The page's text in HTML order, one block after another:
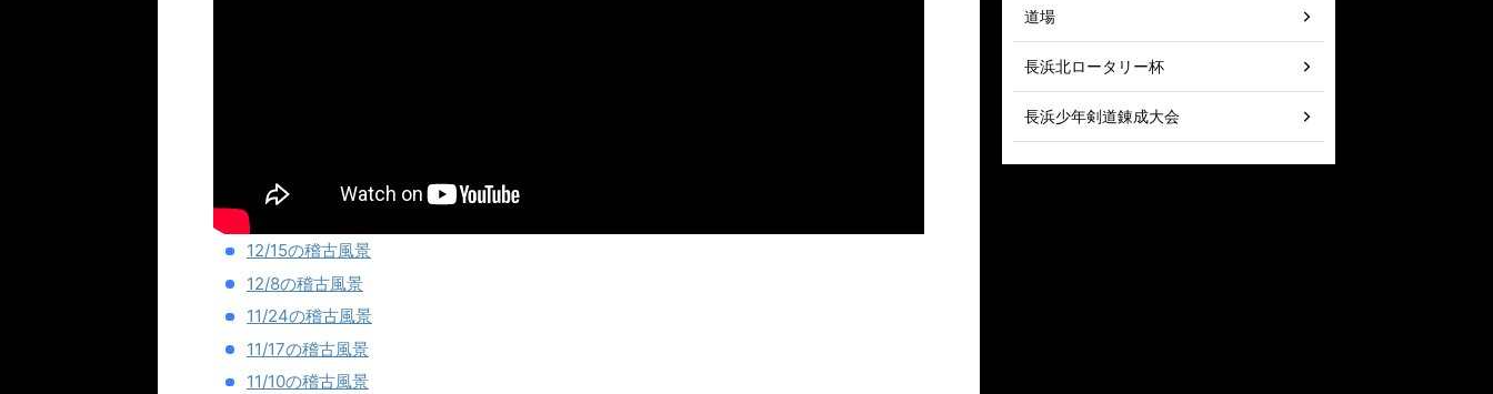
12/15の稽古風景
12/8の稽古風景
11/24の稽古風景
11/17の稽古風景
11/10の稽古風景
道場
長浜北ロータリー杯
長浜少年剣道錬成大会